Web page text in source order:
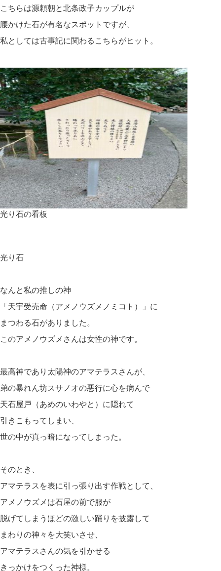
こちらは源頼朝と北条政子カップルが
腰かけた石が有名なスポットですが、
私としては古事記に関わるこちらがヒット。
光り石の看板
光り石
なんと私の推しの神
「天宇受売命（アメノウズメノミコト）」に
まつわる石がありました。
このアメノウズメさんは女性の神です。
最高神であり太陽神のアマテラスさんが、
弟の暴れん坊スサノオの悪行に心を病んで
天石屋戸（あめのいわやと）に隠れて
引きこもってしまい、
世の中が真っ暗になってしまった。
そのとき、
アマテラスを表に引っ張り出す作戦として、
アメノウズメは石屋の前で服が
脱げてしまうほどの激しい踊りを披露して
まわりの神々を大笑いさせ、
アマテラスさんの気を引かせる
きっかけをつくった神様。